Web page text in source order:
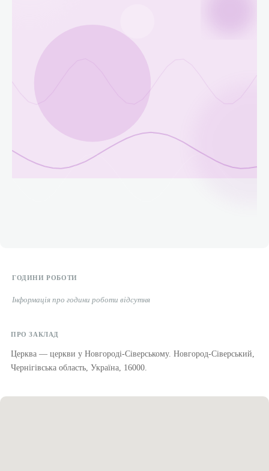
Контакти
ГОДИНИ РОБОТИ
Інформація про години роботи відсутня
ПРО ЗАКЛАД
Церква — церкви у Новгороді-Сіверському. Новгород-Сіверський,
Чернігівська область, Україна, 16000.